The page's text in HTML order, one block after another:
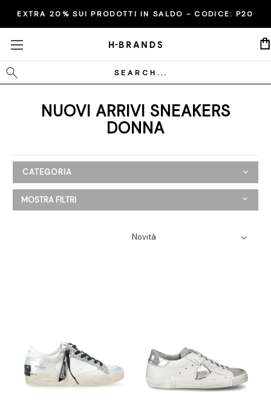
EXTRA 20% SUI PRODOTTI IN SALDO - CODICE: P20
Cerca
NUOVI ARRIVI SNEAKERS
DONNA
CATEGORIA
Nuovi Arrivi
Stivaletti
Stivali
Stringate
MOSTRA FILTRI